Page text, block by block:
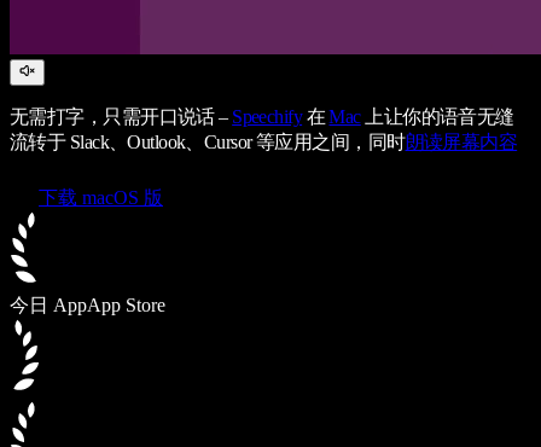
无需打字，只需开口说话 – Speechify在Mac上让你的语音无缝
流转于 Slack、Outlook、Cursor 等应用之间，同时朗读屏幕内容
下载 macOS 版
今日 AppApp Store